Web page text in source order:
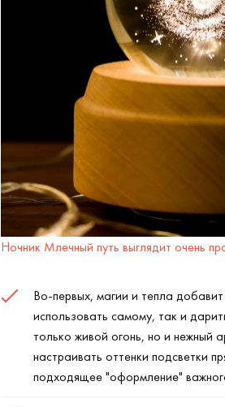
Ночник Млечный путь выглядит очень
Во-первых, магии и тепла
использовать самому, так и
только живой огонь, но и нежный
настраивать оттенки подсветки
подходящее "оформление"